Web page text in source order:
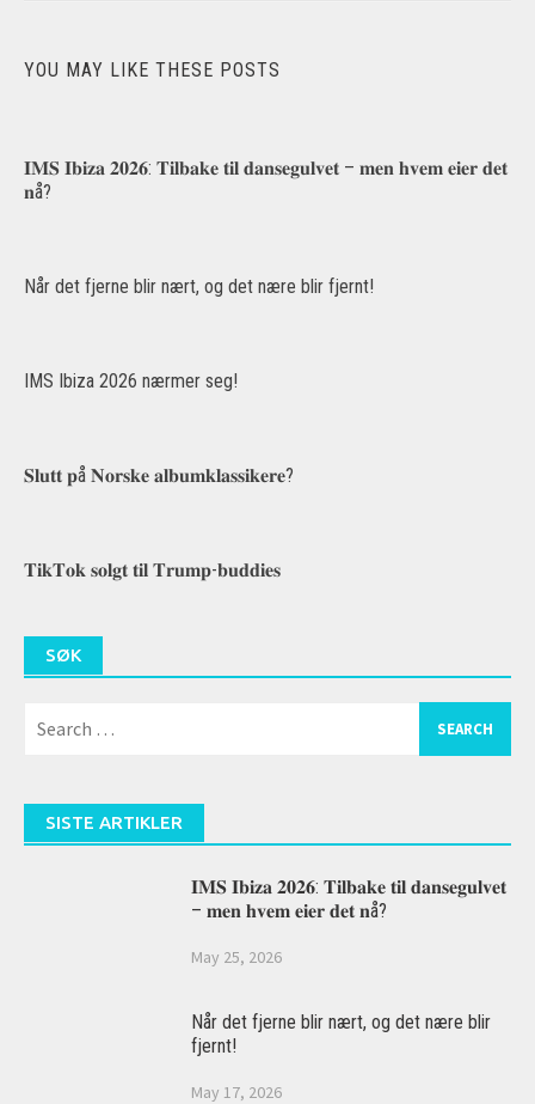
YOU MAY LIKE THESE POSTS
𝐈𝐌𝐒 𝐈𝐛𝐢𝐳𝐚 𝟐𝟎𝟐𝟔: 𝐓𝐢𝐥𝐛𝐚𝐤𝐞 𝐭𝐢𝐥 𝐝𝐚𝐧𝐬𝐞𝐠𝐮𝐥𝐯𝐞𝐭 – 𝐦𝐞𝐧 𝐡𝐯𝐞𝐦 𝐞𝐢𝐞𝐫 𝐝𝐞𝐭
𝐧å?
Når det fjerne blir nært, og det nære blir fjernt!
IMS Ibiza 2026 nærmer seg!
𝐒𝐥𝐮𝐭𝐭 𝐩å 𝐍𝐨𝐫𝐬𝐤𝐞 𝐚𝐥𝐛𝐮𝐦𝐤𝐥𝐚𝐬𝐬𝐢𝐤𝐞𝐫𝐞?
𝐓𝐢𝐤𝐓𝐨𝐤 𝐬𝐨𝐥𝐠𝐭 𝐭𝐢𝐥 𝐓𝐫𝐮𝐦𝐩-𝐛𝐮𝐝𝐝𝐢𝐞𝐬
SØK
for:
SISTE ARTIKLER
𝐈𝐌𝐒 𝐈𝐛𝐢𝐳𝐚 𝟐𝟎𝟐𝟔: 𝐓𝐢𝐥𝐛𝐚𝐤𝐞 𝐭𝐢𝐥 𝐝𝐚𝐧𝐬𝐞𝐠𝐮𝐥𝐯𝐞𝐭
– 𝐦𝐞𝐧 𝐡𝐯𝐞𝐦 𝐞𝐢𝐞𝐫 𝐝𝐞𝐭 𝐧å?
May 25, 2026
Når det fjerne blir nært, og det nære blir
fjernt!
May 17, 2026